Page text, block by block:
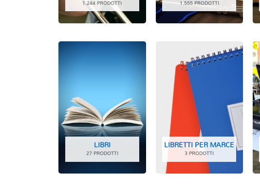
1.244 PRODOTTI 1.555 PRODOTTI
LIBRI
27 PRODOTTI
LIBRETTI PER MARCE
3 PRODOTTI